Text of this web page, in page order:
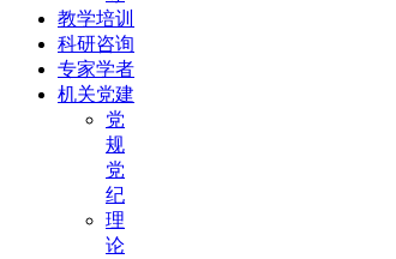
教学培训
科研咨询
专家学者
机关党建
党
规
党
纪
理
论